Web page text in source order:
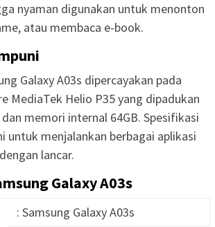
nyaman digunakan untuk menonton
atau membaca e-book.
Galaxy A03s dipercayakan pada
MediaTek Helio P35 yang dipadukan
dan memori internal 64GB. Spesifikasi
untuk menjalankan berbagai aplikasi
lancar.
Galaxy A03s
: Samsung Galaxy A03s